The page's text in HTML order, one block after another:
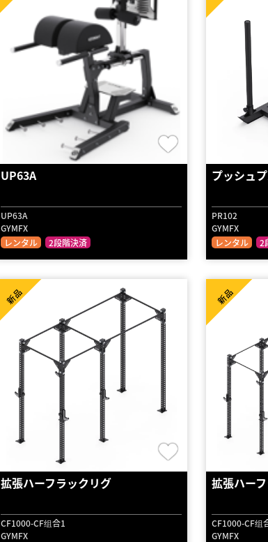
UP63A
UP63A
GYMFX
レンタル
2段階決済
プッシュ
PR102
GYMFX
レンタル
2
拡張ハーフラックリグ
CF1000-CF组合1
GYMFX
新品
拡張ハー
CF1000-CF组
GYMFX
新品